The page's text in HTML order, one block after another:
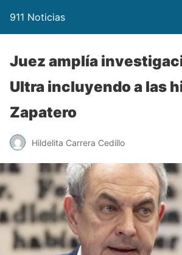
911 Noticias
Juez amplía
Ultra incluyendo a las
Zapatero
Hildelita Carrera Cedillo